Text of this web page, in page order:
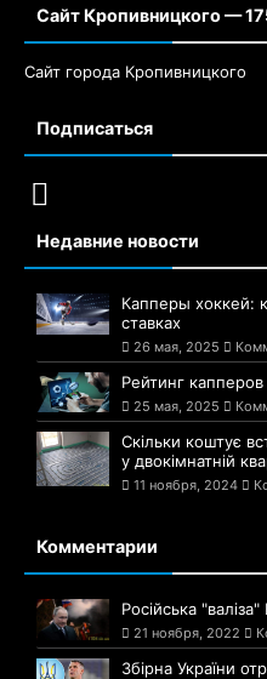
Сайт Кропивницкого —
Сайт города Кропивницкого
Подписаться
Недавние новости
Капперы хоккей:
ставках
26 мая, 2025
Рейтинг
25 мая, 2025
Скільки коштує
у двокімнатній
11 ноября, 2024
Комментарии
Російська
21 ноября, 2022
Збірна України